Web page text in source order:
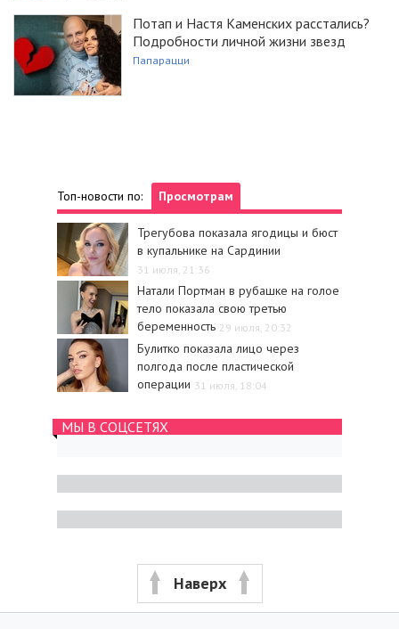
Потап и Настя Каменских расстались?
Подробности личной жизни звезд
Папарацци
Топ-новости по: Просмотрам
Трегубова показала ягодицы и бюст
в купальнике на Сардинии
31 июля, 21:36
Натали Портман в рубашке на голое
тело показала свою третью
беременность 29 июля, 20:32
Булитко показала лицо через
полгода после пластической
операции 31 июля, 18:04
МЫ В СОЦСЕТЯХ
Наверх